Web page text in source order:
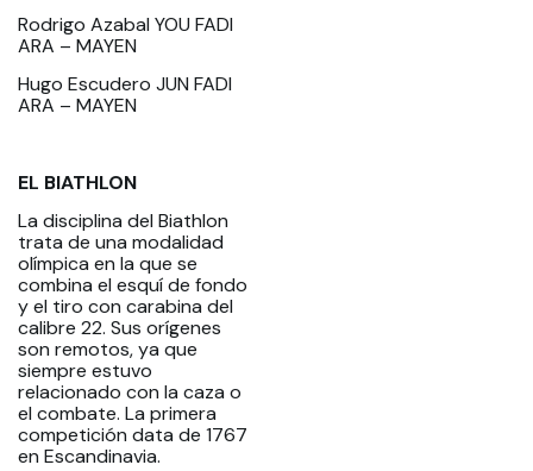
Rodrigo Azabal YOU FADI
ARA – MAYEN
Hugo Escudero JUN FADI
ARA – MAYEN
EL BIATHLON
La disciplina del Biathlon
trata de una modalidad
olímpica en la que se
combina el esquí de fondo
y el tiro con carabina del
calibre 22. Sus orígenes
son remotos, ya que
siempre estuvo
relacionado con la caza o
el combate. La primera
competición data de 1767
en Escandinavia.